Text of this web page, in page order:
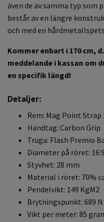
även de av samma typ som
består av en längre
och med en
Kommer enbart i 170 cm,
meddelande i kassan om
en specifik längd!
Detaljer:
Rem: Mag Point
Handtag: Carbon Grip
Truga: Flash Premio
Diameter på röret:
Styvhet: 28 mm
Material i röret: 70%
Pendelvikt: 149 KgM2
Brytningspunkt: 689 N
Vikt per meter: 85